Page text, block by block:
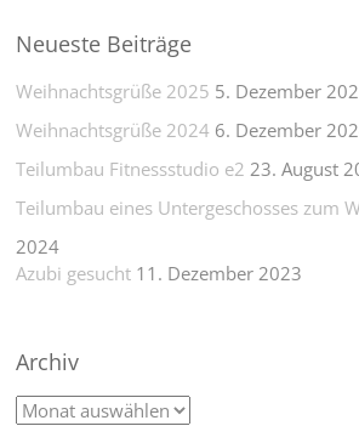
Neueste Beiträge
Weihnachtsgrüße 2025 5. Dezember
Weihnachtsgrüße 2024 6. Dezember
Teilumbau Fitnessstudio e2 23. August
Teilumbau eines Untergeschosses zum
2024
Azubi gesucht 11. Dezember 2023
Archiv